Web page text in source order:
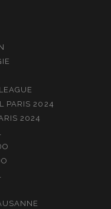
PARIS 2024
2024